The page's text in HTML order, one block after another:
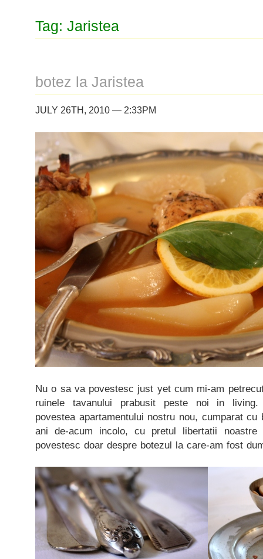
Tag: Jaristea
botez la Jaristea
JULY 26TH, 2010 — 2:33PM
Nu o sa va povestesc just yet cum mi-am
ruinele tavanului prabusit peste noi in
povestea apartamentului nostru nou, cumparat
ani de-acum incolo, cu pretul libertatii
povestesc doar despre botezul la care-am fost